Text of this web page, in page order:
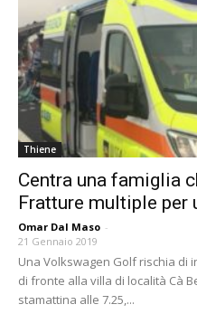
Thiene
Centra una famiglia
Fratture multiple per
Omar Dal Maso -
21 Gennaio 2019
Una Volkswagen Golf rischia di
di fronte alla villa di località Cà
stamattina alle 7.25,...